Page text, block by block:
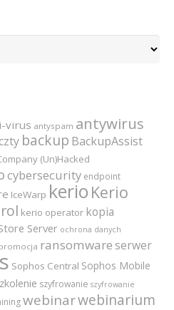
virus antyspam antywirus
backup BackupAssist
(Un)Hacked
cybersecurity endpoint
IceWarp kerio Kerio
kerio operator kopia
Server ochrona danych
ransomware serwer
Sophos Central Sophos Mobile
szyfrowanie szyfrowanie
webinarwebinarium